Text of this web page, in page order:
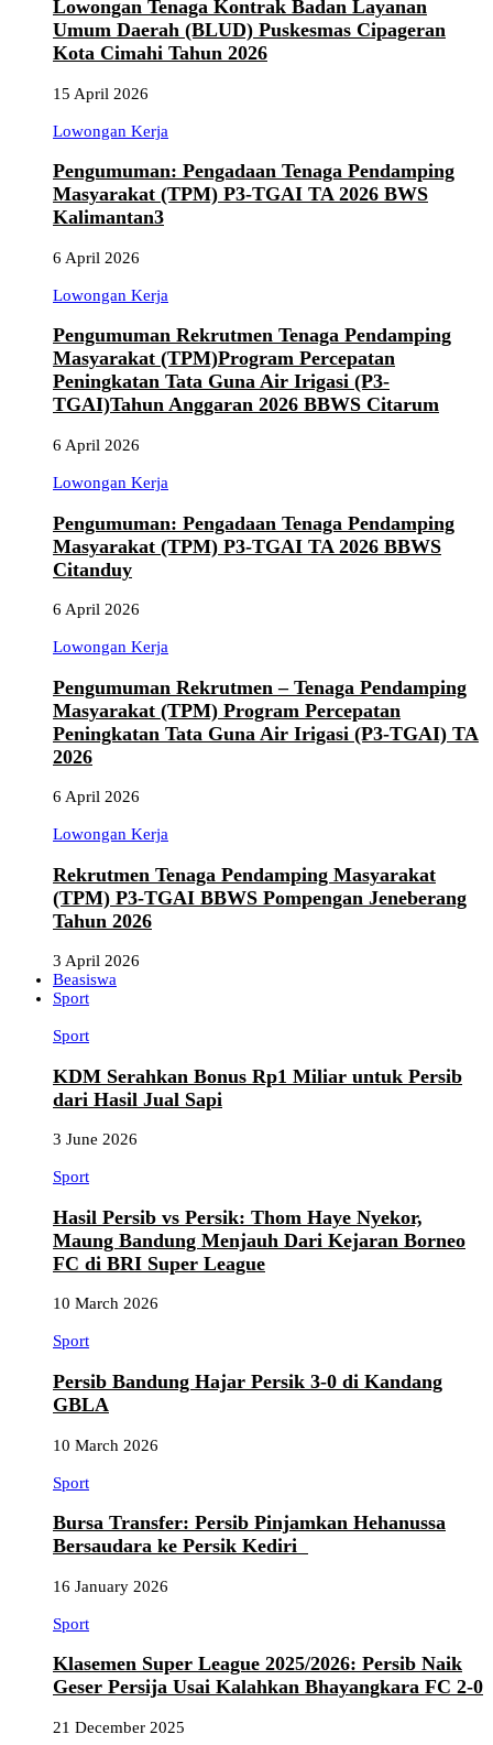
Lowongan Tenaga Kontrak Badan Layanan
Umum Daerah (BLUD) Puskesmas Cipageran
Kota Cimahi Tahun 2026
15 April 2026
Lowongan Kerja
Pengumuman: Pengadaan Tenaga Pendamping
Masyarakat (TPM) P3-TGAI TA 2026 BWS
Kalimantan3
6 April 2026
Lowongan Kerja
Pengumuman Rekrutmen Tenaga Pendamping
Masyarakat (TPM)Program Percepatan
Peningkatan Tata Guna Air Irigasi (P3-
TGAI)Tahun Anggaran 2026 BBWS Citarum
6 April 2026
Lowongan Kerja
Pengumuman: Pengadaan Tenaga Pendamping
Masyarakat (TPM) P3-TGAI TA 2026 BBWS
Citanduy
6 April 2026
Lowongan Kerja
Pengumuman Rekrutmen – Tenaga Pendamping
Masyarakat (TPM) Program Percepatan
Peningkatan Tata Guna Air Irigasi (P3-TGAI) TA
2026
6 April 2026
Lowongan Kerja
Rekrutmen Tenaga Pendamping Masyarakat
(TPM) P3-TGAI BBWS Pompengan Jeneberang
Tahun 2026
3 April 2026
Beasiswa
Sport
Sport
KDM Serahkan Bonus Rp1 Miliar untuk Persib
dari Hasil Jual Sapi
3 June 2026
Sport
Hasil Persib vs Persik: Thom Haye Nyekor,
Maung Bandung Menjauh Dari Kejaran Borneo
FC di BRI Super League
10 March 2026
Sport
Persib Bandung Hajar Persik 3-0 di Kandang
GBLA
10 March 2026
Sport
Bursa Transfer: Persib Pinjamkan Hehanussa
Bersaudara ke Persik Kediri
16 January 2026
Sport
Klasemen Super League 2025/2026: Persib Naik
Geser Persija Usai Kalahkan Bhayangkara FC 2-0
21 December 2025